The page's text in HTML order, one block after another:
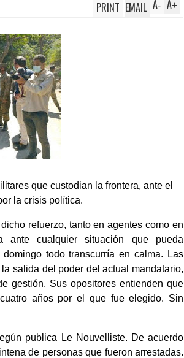
A+
A-
PRINT EMAIL
que custodian la frontera, ante el
la crisis política.
refuerzo, tanto en agentes como en
ante cualquier situación que pueda
todo transcurría en calma. Las
salida del poder del actual mandatario,
gestión. Sus opositores entienden que
años por el que fue elegido. Sin
publica Le Nouvelliste. De acuerdo
de personas que fueron arrestadas.